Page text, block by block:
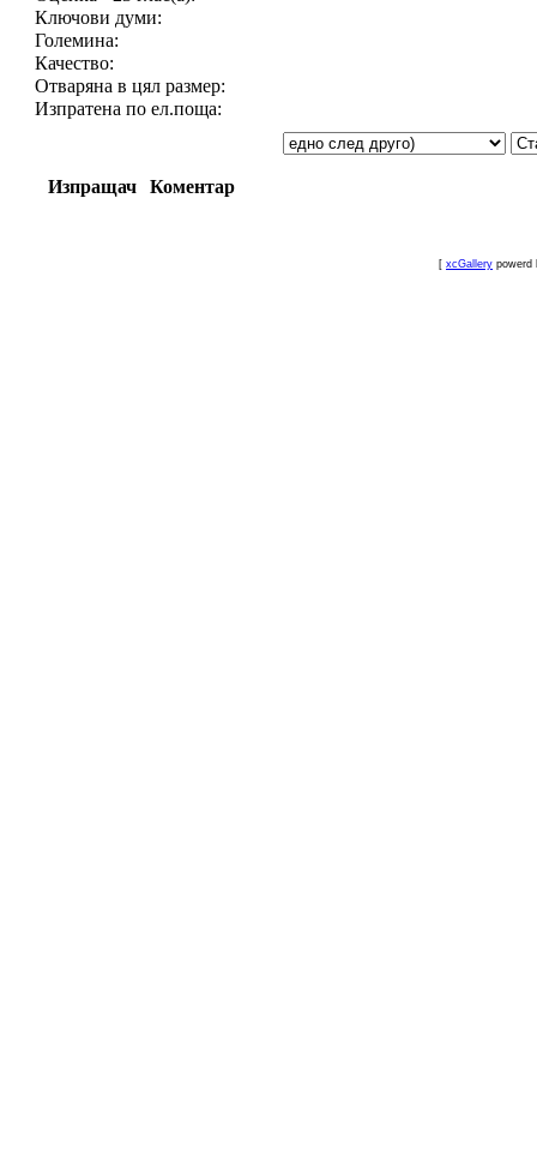
Ключови думи:
Големина:
Качество:
Отваряна в цял размер:
Изпратена по ел.поща:
Изпращач Коментар
[ xcGallery